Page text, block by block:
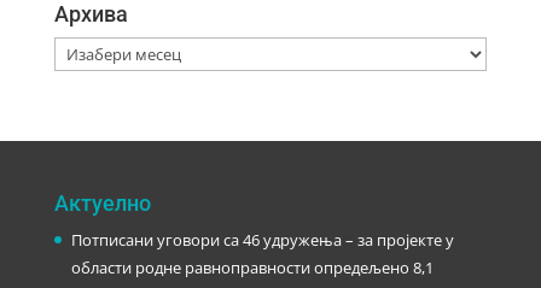
Архива
Архива
Актуелно
Потписани уговори са 46 удружења – за пројекте у
области родне равноправности опредељено 8,1